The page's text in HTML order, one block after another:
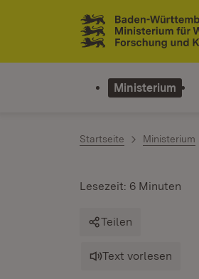
Zum Inhalt springen
Link zur Startseite
Ministerium
Startseite Ministerium
Lesezeit: 6 Minuten
Teilen
Text vorlesen